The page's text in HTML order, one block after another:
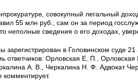
совокупный легальный
55 млн руб., сам он за период
неполные сведения о его доходах,
зарегистрирован в Головинском суде
ответчиков: Орловская Е. П.,
А. В., Черкалина Н. Ф. Адвокат
комментирует.